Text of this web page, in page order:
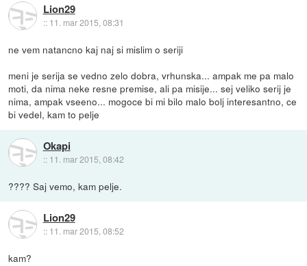
Lion29
:: 11. mar 2015, 08:31
ne vem natancno kaj naj si mislim o seriji
meni je serija se vedno zelo dobra, vrhunska... ampak me pa malo
moti, da nima neke resne premise, ali pa misije... sej veliko serij je
nima, ampak vseeno... mogoce bi mi bilo malo bolj interesantno, ce
bi vedel, kam to pelje
Okapi
:: 11. mar 2015, 08:42
???? Saj vemo, kam pelje.
Lion29
:: 11. mar 2015, 08:52
kam?